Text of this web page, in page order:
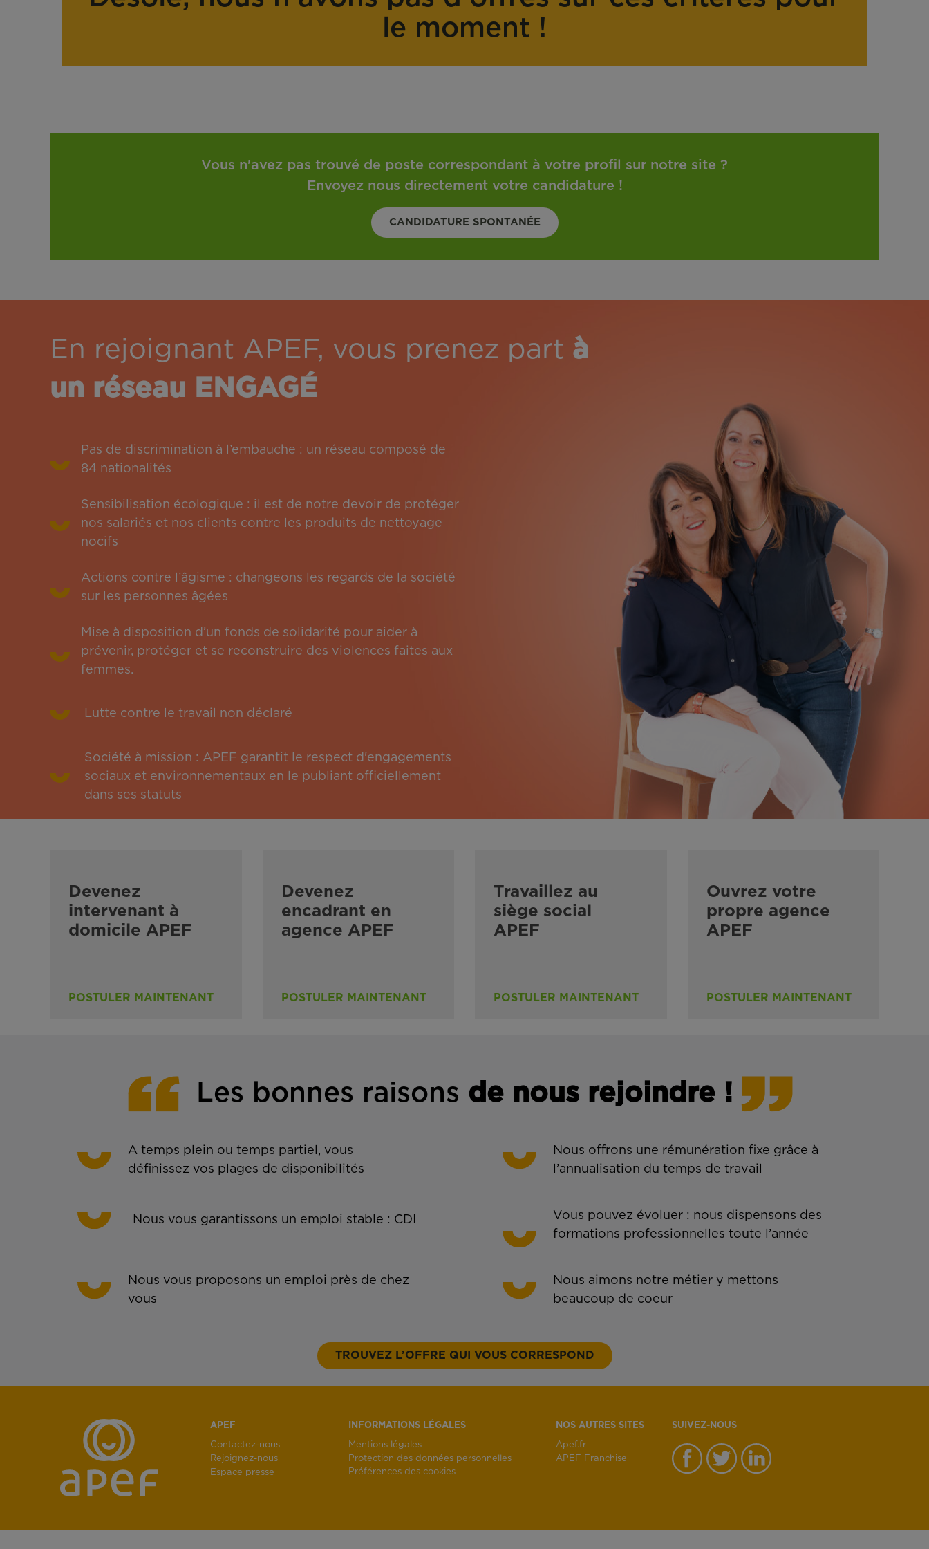
r
le moment !
Vous n'avez pas trouvé de poste correspondant à votre profil sur notre site ?
Envoyez nous directement votre candidature !
CANDIDATURE SPONTANÉE
En rejoignant APEF, vous prenez part à
un réseau ENGAGÉ
Pas de discrimination à l’embauche : un réseau composé de
84 nationalités
Sensibilisation écologique : il est de notre devoir de protéger
nos salariés et nos clients contre les produits de nettoyage
nocifs
Actions contre l’âgisme : changeons les regards de la société
sur les personnes âgées
Mise à disposition d’un fonds de solidarité pour aider à
prévenir, protéger et se reconstruire des violences faites aux
femmes.
Lutte contre le travail non déclaré
Société à mission : APEF garantit le respect d'engagements
sociaux et environnementaux en le publiant officiellement
dans ses statuts
Devenez
intervenant à
domicile APEF
POSTULER MAINTENANT
Devenez
encadrant en
agence APEF
POSTULER MAINTENANT
Travaillez au
siège social
APEF
POSTULER MAINTENANT
Ouvrez votre
propre agence
APEF
POSTULER MAINTENANT
Les bonnes raisons de nous rejoindre !
A temps plein ou temps partiel, vous
définissez vos plages de disponibilités
Nous offrons une rémunération fixe grâce à
l’annualisation du temps de travail
Nous vous garantissons un emploi stable : CDI
Vous pouvez évoluer : nous dispensons des
formations professionnelles toute l’année
Nous vous proposons un emploi près de chez
vous
Nous aimons notre métier y mettons
beaucoup de coeur
TROUVEZ L’OFFRE QUI VOUS CORRESPOND
APEF
Contactez-nous
Rejoignez-nous
Espace presse
INFORMATIONS LÉGALES
Mentions légales
Protection des données personnelles
Préférences des cookies
NOS AUTRES SITES
Apef.fr
APEF Franchise
SUIVEZ-NOUS